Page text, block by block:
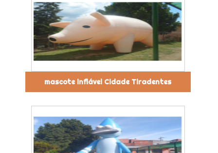
mascote inflável Cidade Tiradentes